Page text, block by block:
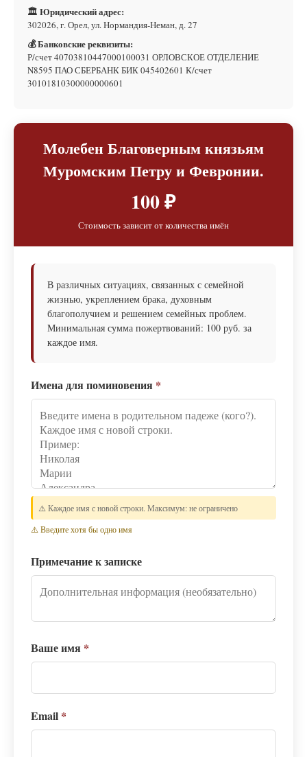
🏛 Юридический адрес:
302026, г. Орел, ул. Нормандия-Неман, д. 27
💰 Банковские реквизиты:
Р/счет 40703810447000100031 ОРЛОВСКОЕ ОТДЕЛЕНИЕ
N8595 ПАО СБЕРБАНК БИК 045402601 К/счет
30101810300000000601
Молебен Благоверным князьям
Муромским Петру и Февронии.
100 ₽
Стоимость зависит от количества имён
В различных ситуациях, связанных с семейной
жизнью, укреплением брака, духовным
благополучием и решением семейных проблем.
Минимальная сумма пожертвований: 100 руб. за
каждое имя.
Имена для поминовения *
⚠️ Каждое имя с новой строки. Максимум: не ограничено
⚠️ Введите хотя бы одно имя
Примечание к записке
Ваше имя *
Email *